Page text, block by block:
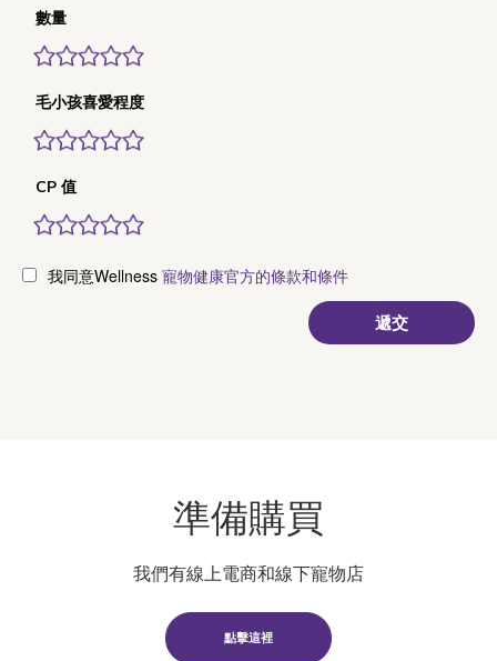
數量
毛小孩喜愛程度
CP 值
我同意Wellness 寵物健康官方的條款和條件
準備購買
我們有線上電商和線下寵物店
點擊這裡